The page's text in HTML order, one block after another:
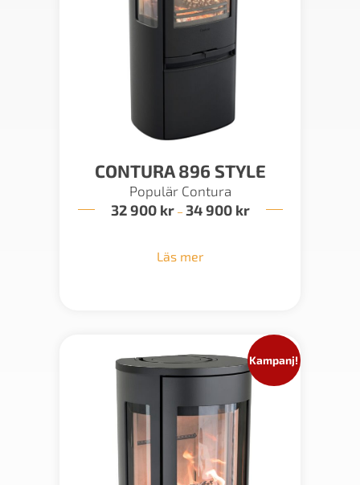
CONTURA 896 STYLE
Populär Contura
32 900 kr – 34 900 krPrisintervall:
Läs mer
Kampanj!